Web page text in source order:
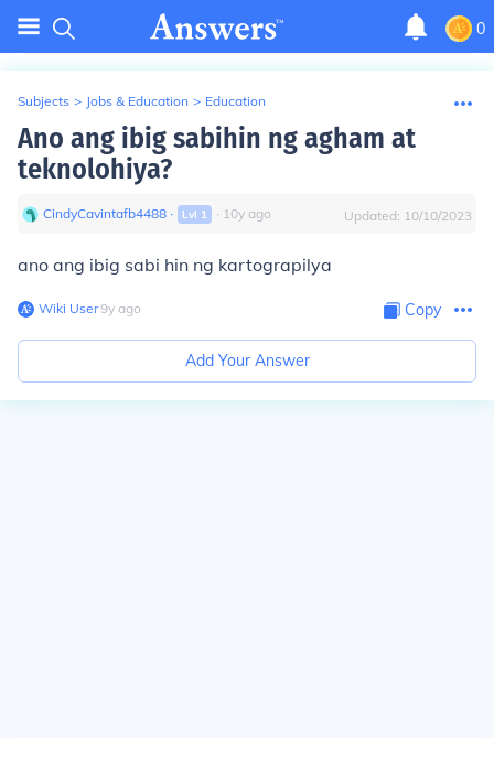
0
Subjects > Jobs & Education > Education
Ano ang ibig sabihin ng agham at
teknolohiya?
CindyCavintafb4488 ∙ Lvl 1 ∙ 10y ago Updated: 10/10/2023
ano ang ibig sabi hin ng kartograpilya
Wiki User∙9y ago Copy
Add Your Answer